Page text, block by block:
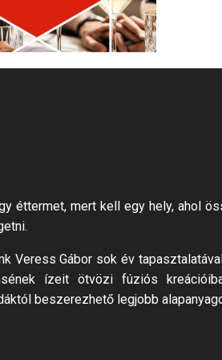
éttermet, mert kell egy hely, ahol
Veress Gábor sok év
ízeit ötvözi fúziós
beszerezhető legjobb